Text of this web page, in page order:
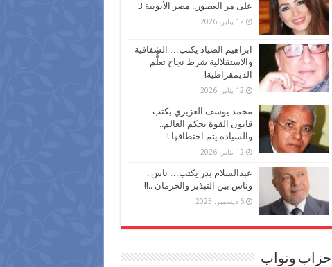
على مر العصور.. مصر الأيوبية 3
12 يناير، 2026
ابراهيم الصياد يكتب… الشفافية
والاستقلالية شرط نجاح تعلُّم
الديمقراطية!
12 يناير، 2026
محمد يوسف العزيزي يكتب…
قانون القوة يحكم العالم..
والسيادة يتم اختطافها !
12 يناير، 2026
عبدالسلام بدر يكتب… ناس .
وناس بين التبذير والحرمان ..!!
6 ديسمبر، 2025
أحزاب ونواب